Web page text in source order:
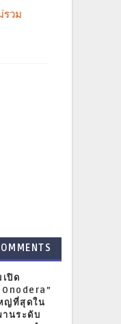
เปิด
ญ่ที่สุดใน
านระดับ